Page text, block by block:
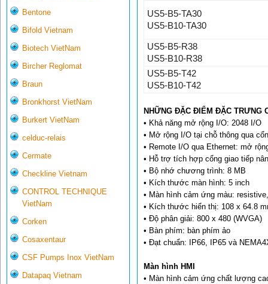
Bentone
Bifold Vietnam
Biotech VietNam
Bircher Reglomat
Braun
Bronkhorst VietNam
Burkert VietNam
celduc-relais
Cermate
Checkline Vietnam
CONTROL TECHNIQUE
VietNam
Corken
Cosaxentaur
CSF Pumps Inox VietNam
Datapaq Vietnam
US5-B5-TA30
US5-B10-TA30
US5-B5-R38
US5-B10-R38
US5-B5-T42
US5-B10-T42
NHỮNG ĐẶC ĐIỂM ĐẶC TRƯNG
• Khả năng mở rộng I/O: 2048 I/O
• Mở rộng I/O tại chỗ thông qua
• Remote I/O qua Ethernet: mở
• Hỗ trợ tích hợp cổng giao tiếp
• Bộ nhớ chương trình: 8 MB
• Kích thước màn hình: 5 inch
• Màn hình cảm ứng màu:
• Kích thước hiển thị: 108 x 64.8
• Độ phân giải: 800 x 480 (WVGA)
• Bàn phím: bàn phím ảo
• Đạt chuẩn: IP66, IP65 và
Màn hình HMI
• Màn hình cảm ứng chất lượng